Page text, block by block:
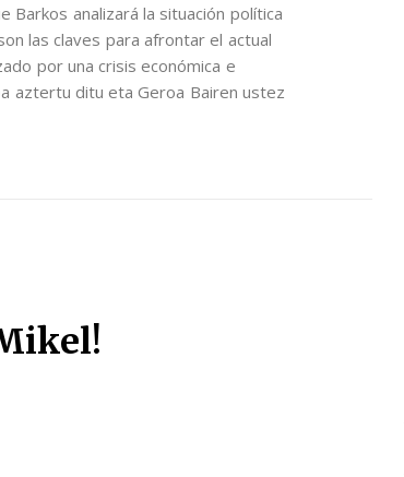
analizará la situación política
las claves para afrontar el actual
por una crisis económica e
aztertu ditu eta Geroa Bairen ustez